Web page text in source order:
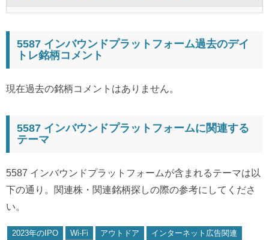
5587 インバウンドプラットフォーム過去のデイ
トレ銘柄コメント
現在過去の銘柄コメントはありません。
5587 インバウンドプラットフォームに関連する
テーマ
5587 インバウンドプラットフォームが含まれるテーマは以
下の通り。関連株・関連銘柄探しの際の参考にしてくださ
い。
2023年のIPO Wi-Fi アウトドア
インターネット広告関連